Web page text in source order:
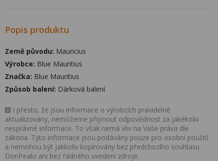
Popis produktu
Země původu: Mauricius
Výrobce: Blue Mauritius
Značka: Blue Mauritius
Způsob balení: Dárková balení
I přesto, že jsou informace o výrobcích pravidelně
aktualizovány, nemůžeme přijmout odpovědnost za jakékoliv
nesprávné informace. To však nemá vliv na Vaše práva dle
zákona. Tyto informace jsou podávány pouze pro osobní použití
a nemohou být jakkoliv kopírovány bez předchozího souhlasu
DonPealo ani bez řádného uvedení zdroje.